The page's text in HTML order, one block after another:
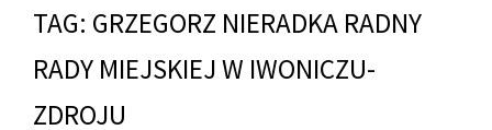
TAG: GRZEGORZ NIERADKA RADNY
RADY MIEJSKIEJ W IWONICZU-
ZDROJU